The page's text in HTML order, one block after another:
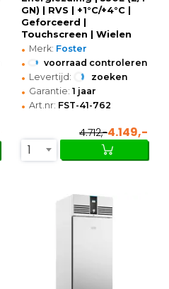
GN) | RVS | +1°C/+4°C |
Geforceerd |
Touchscreen | Wielen
(Geremd) |
700x855x1955(h)mm
• Merk: Foster
• voorraad controleren
• Levertijd: zoeken
• Garantie: 1 jaar
• Art.nr: FST-41-762
4.712,-4.149,-
1